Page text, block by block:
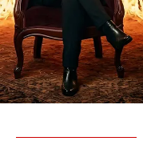
Italia Mondo
Sanità
Sport